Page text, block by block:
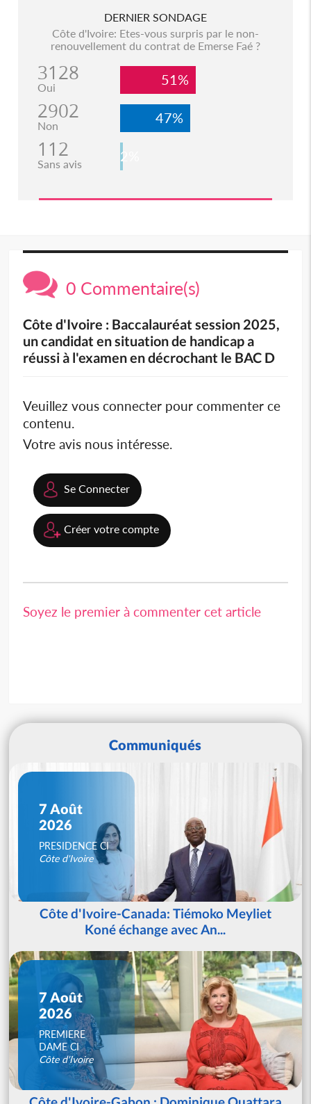
DERNIER SONDAGE
Côte d'Ivoire: Etes-vous surpris par le non-
renouvellement du contrat de Emerse Faé ?
3128
Oui 51%
2902
Non 47%
112
Sans avis 2%
0 Commentaire(s)
Côte d'Ivoire : Baccalauréat session 2025,
un candidat en situation de handicap a
réussi à l'examen en décrochant le BAC D
Veuillez vous connecter pour commenter ce
contenu.
Votre avis nous intéresse.
Se Connecter
Créer votre compte
Soyez le premier à commenter cet article
Communiqués
7 Août
2026
PRESIDENCE CI
Côte d'Ivoire
Côte d'Ivoire-Canada: Tiémoko Meyliet
Koné échange avec An...
7 Août
2026
PREMIERE
DAME CI
Côte d'Ivoire